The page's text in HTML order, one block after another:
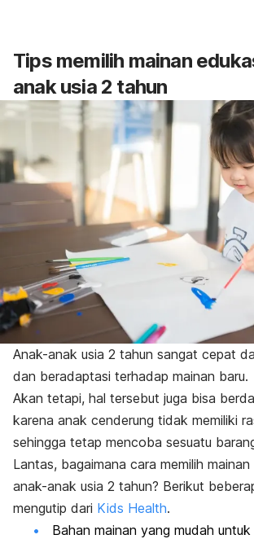
Tips memilih mainan
anak usia 2 tahun
Anak-anak usia 2 tahun sangat cepat
dan beradaptasi terhadap mainan baru.
Akan tetapi, hal tersebut juga bisa
karena anak cenderung tidak memiliki
sehingga tetap mencoba sesuatu
Lantas, bagaimana cara memilih
anak-anak usia 2 tahun? Berikut
mengutip dari Kids Health.
Bahan mainan yang mudah